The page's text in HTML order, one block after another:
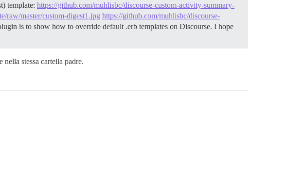
template: https://github.com/muhlisbc/discourse-custom-activity-summary-
raw/master/custom-digest1.jpg https://github.com/muhlisbc/discourse-
is to show how to override default .erb templates on Discourse. I hope
stessa cartella padre.